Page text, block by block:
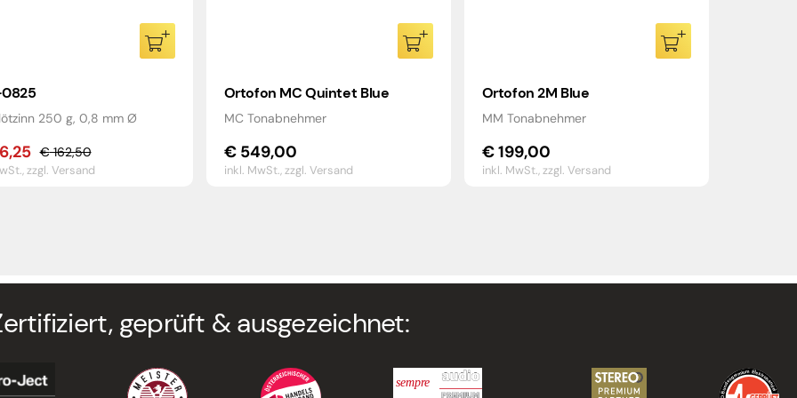
250 g, 0,8 mm Ø
€162,50
zzgl. Versand
Ortofon MC Quintet Blue
MC Tonabnehmer
€549,00
inkl. MwSt.,zzgl. Versand
Ortofon 2M Blue
MM Tonabnehmer
€199,00
inkl. MwSt.,zzgl. Versand
geprüft & ausgezeichnet: